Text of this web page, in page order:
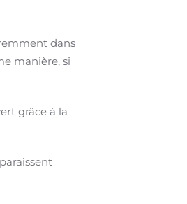
dans
manière, si
grâce à la